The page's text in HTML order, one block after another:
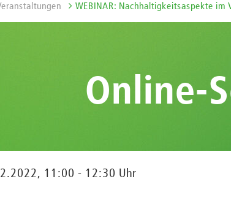
WEBINAR: Nachhaltigkeitsaspekte im
Online-
11:00 - 12:30 Uhr